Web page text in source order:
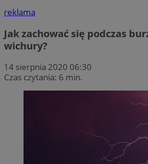
reklama
Jak zachować się podczas
wichury?
14 sierpnia 2020 06:30
Czas czytania: 6 min.